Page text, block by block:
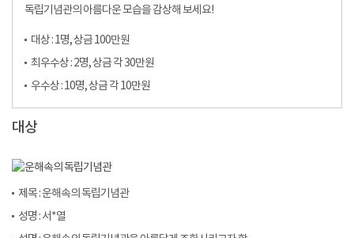
독립기념관의 아름다운 모습을 감상해 보세요!
대상 : 1명, 상금 100만원
최우수상 : 2명, 상금 각 30만원
우수상 : 10명, 상금 각 10만원
대상
제목 : 운해속의 독립기념관
성명 : 서*열